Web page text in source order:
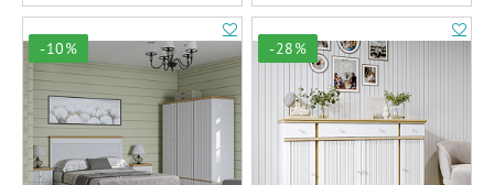
-10% -28%